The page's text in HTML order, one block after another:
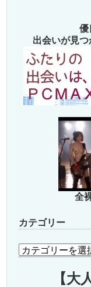
優
出会いが見
全
カテゴリー
カ
テ
【大